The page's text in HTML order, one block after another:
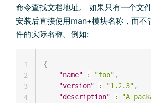
命令查找文档地址。 如果只有一个文
安装后直接使用man+模块名称，而不
件的实际名称。例如:
{
"name"
: "foo" ,
"version"
: "1.2.3" ,
"description"
:
"A
1
2
3
4